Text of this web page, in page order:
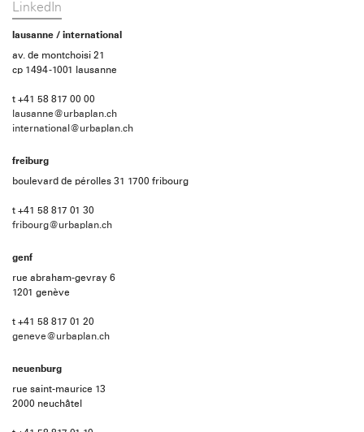
LinkedIn
lausanne / international
av. de montchoisi 21
cp 1494 -1001 lausanne
t +41 58 817 00 00
lausanne@urbaplan.ch
international@urbaplan.ch
freiburg
boulevard de pérolles 31 1700 fribourg
t +41 58 817 01 30
fribourg@urbaplan.ch
genf
rue abraham-gevray 6
1201 genève
t +41 58 817 01 20
geneve@urbaplan.ch
neuenburg
rue saint-maurice 13
2000 neuchâtel